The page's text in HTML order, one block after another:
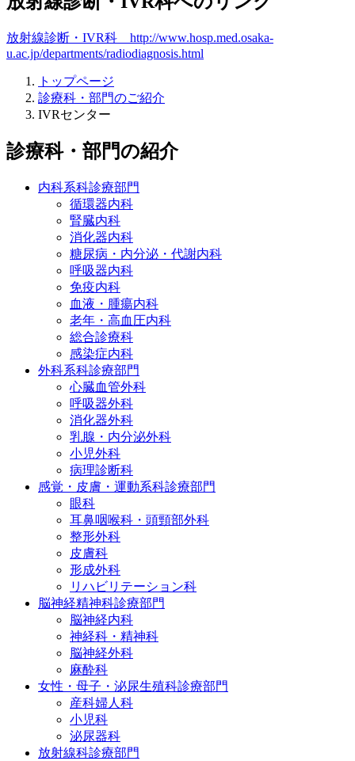
放射線診断・IVR科 http://www.hosp.med.osaka-
u.ac.jp/departments/radiodiagnosis.html
トップページ
診療科・部門のご紹介
IVRセンター
診療科・部門の紹介
内科系科診療部門
循環器内科
腎臓内科
消化器内科
糖尿病・内分泌・代謝内科
呼吸器内科
免疫内科
血液・腫瘍内科
老年・高血圧内科
総合診療科
感染症内科
外科系科診療部門
心臓血管外科
呼吸器外科
消化器外科
乳腺・内分泌外科
小児外科
病理診断科
感覚・皮膚・運動系科診療部門
眼科
耳鼻咽喉科・頭頸部外科
整形外科
皮膚科
形成外科
リハビリテーション科
脳神経精神科診療部門
脳神経内科
神経科・精神科
脳神経外科
麻酔科
女性・母子・泌尿生殖科診療部門
産科婦人科
小児科
泌尿器科
放射線科診療部門